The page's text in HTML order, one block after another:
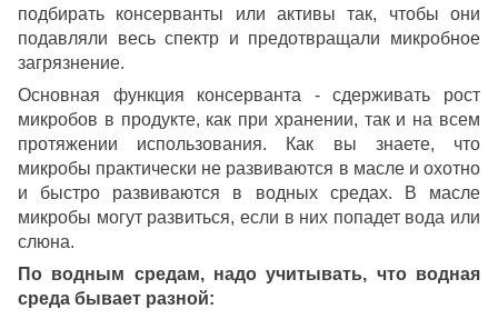
подбирать консерванты или активы так, чтобы они
подавляли весь спектр и предотвращали микробное
загрязнение.
Основная функция консерванта - сдерживать рост
микробов в продукте, как при хранении, так и на всем
протяжении использования. Как вы знаете, что
микробы практически не развиваются в масле и охотно
и быстро развиваются в водных средах. В масле
микробы могут развиться, если в них попадет вода или
слюна.
По водным средам, надо учитывать, что водная
среда бывает разной: